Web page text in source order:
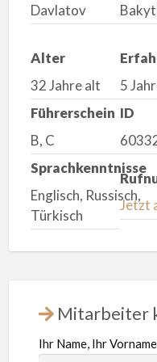
Davlatov
Alter
32 Jahre alt
5
Führerschein
B, C
ID
Sprachkenntnisse
Englisch, Russisch,
Türkisch
Jetzt
Mitarbeiter
Ihr Name, Ihr Vorname